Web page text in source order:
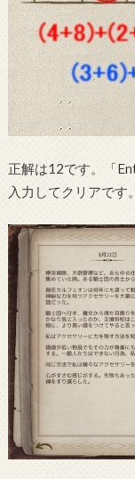
正解は12です。「
入力してクリアです。